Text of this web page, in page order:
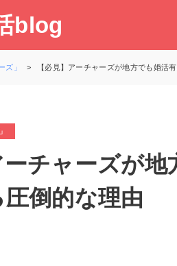
blog
ズ」 【必見】アーチャーズが地方でも婚活
ーチャーズが地
倒的な理由